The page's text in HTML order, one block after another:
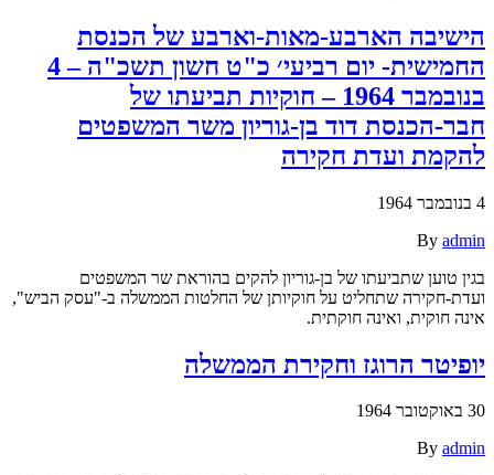
הישיבה הארבע-מאות-וארבע של הכנסת
החמישית- יום רביעי׳ כ"ט חשון תשכ"ה – 4
בנובמבר 1964 – חוקיות תביעתו של
חבר-הכנסת דוד בן-גוריון משר המשפטים
להקמת ועדת חקירה
4 בנובמבר 1964
By admin
בגין טוען שתביעתו של בן-גוריון להקים בהוראת שר המשפטים
ועדת-חקירה שתחליט על חוקיותן של החלטות הממשלה ב-"עסק הביש",
אינה חוקית, ואינה חוקתית.
יופיטר הרוגז וחקירת הממשלה
30 באוקטובר 1964
By admin